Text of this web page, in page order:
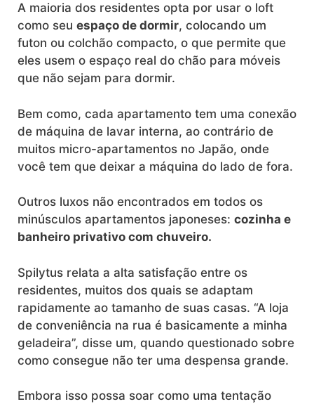
A maioria dos residentes opta por usar o loft
como seu espaço de dormir, colocando um
futon ou colchão compacto, o que permite que
eles usem o espaço real do chão para móveis
que não sejam para dormir.
Bem como, cada apartamento tem uma conexão
de máquina de lavar interna, ao contrário de
muitos micro-apartamentos no Japão, onde
você tem que deixar a máquina do lado de fora.
Outros luxos não encontrados em todos os
minúsculos apartamentos japoneses: cozinha e
banheiro privativo com chuveiro.
Spilytus relata a alta satisfação entre os
residentes, muitos dos quais se adaptam
rapidamente ao tamanho de suas casas. “A loja
de conveniência na rua é basicamente a minha
geladeira”, disse um, quando questionado sobre
como consegue não ter uma despensa grande.
Embora isso possa soar como uma tentação